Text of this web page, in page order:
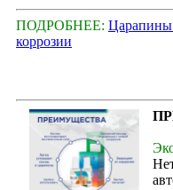
ПОДРОБНЕЕ: Царапины
коррозии